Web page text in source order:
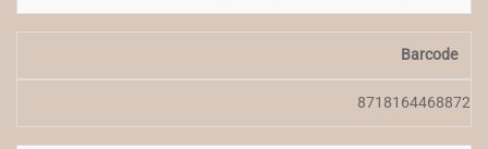
Barcode
8718164468872